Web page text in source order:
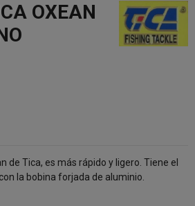
OXEAN
de Tica, es más rápido y ligero . Tiene el
la bobina forjada de aluminio.